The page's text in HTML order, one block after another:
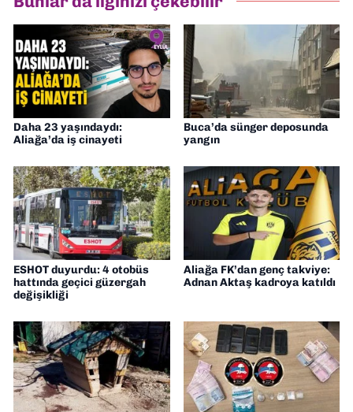
Daha 23 yaşındaydı:
Aliağa’da iş cinayeti
Buca’da sünger deposunda
yangın
ESHOT duyurdu: 4 otobüs
hattında geçici güzergah
değişikliği
Aliağa FK’dan genç takviye:
Adnan Aktaş kadroya katıldı